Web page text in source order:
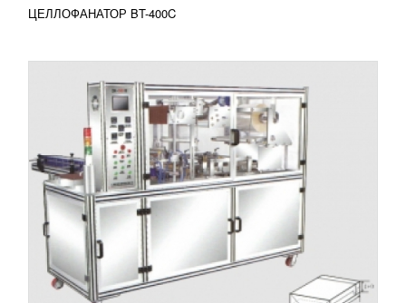
ЦЕЛЛОФАНАТОР BT-400C
ЦЕЛЛОФАНАТОР 560B
УЗНАТЬ ЦЕНУ
Целлофанатор 560B – улучшенная версия
целлофанатора, созданная на основе модели
560А. Он используется для групповой упаковки
небольших коробок в...
ПОДРОБНЕЕ
Добавить в сравнение